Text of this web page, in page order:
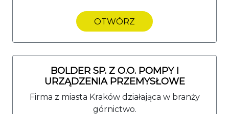
OTWÓRZ
BOLDER SP. Z O.O. POMPY I
URZĄDZENIA PRZEMYSŁOWE
Firma z miasta Kraków działająca w branży
górnictwo.